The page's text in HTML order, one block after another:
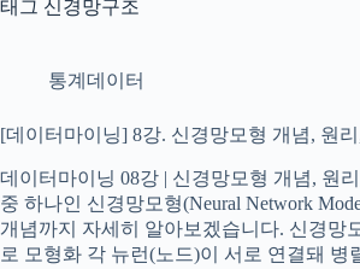
태그 신경망구조
통계데이터
[데이터마이닝] 8강. 신경망모형 개념, 원
데이터마이닝 08강 | 신경망모형 개념, 원
중 하나인 신경망모형(Neural Network
개념까지 자세히 알아보겠습니다. 신경망
로 모형화 각 뉴런(노드)이 서로 연결돼